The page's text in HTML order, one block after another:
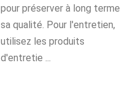
pour préserver à long terme
sa qualité. Pour l'entretien,
utilisez les produits
d'entretie ...